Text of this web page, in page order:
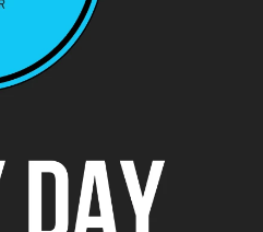
информация собрана в одном
клубов и румов в Клекхитон, а
поможет без затрат времени
или клуб закроется, вы об
и предоставлена в удобном виде.